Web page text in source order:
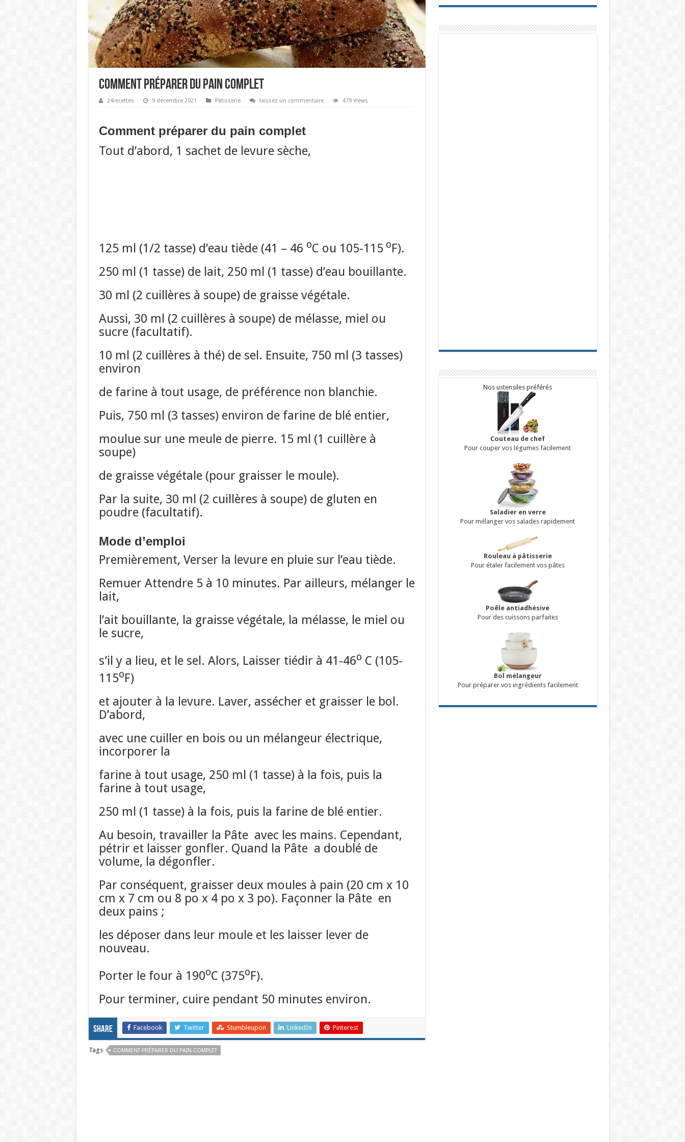
Comment préparer du pain complet
24recettes 9 décembre 2021 Pâtisserie laissez un commentaire 479 Views
Comment préparer du pain complet
Tout d’abord, 1 sachet de levure sèche,
125 ml (1/2 tasse) d’eau tiède (41 – 46 oC ou 105-115 oF).
250 ml (1 tasse) de lait, 250 ml (1 tasse) d’eau bouillante.
30 ml (2 cuillères à soupe) de graisse végétale.
Aussi, 30 ml (2 cuillères à soupe) de mélasse, miel ou
sucre (facultatif).
10 ml (2 cuillères à thé) de sel. Ensuite, 750 ml (3 tasses)
environ
de farine à tout usage, de préférence non blanchie.
Puis, 750 ml (3 tasses) environ de farine de blé entier,
moulue sur une meule de pierre. 15 ml (1 cuillère à
soupe)
de graisse végétale (pour graisser le moule).
Par la suite, 30 ml (2 cuillères à soupe) de gluten en
poudre (facultatif).
Mode d’emploi
Premièrement, Verser la levure en pluie sur l’eau tiède.
Remuer Attendre 5 à 10 minutes. Par ailleurs, mélanger le
lait,
l’ait bouillante, la graisse végétale, la mélasse, le miel ou
le sucre,
s’il y a lieu, et le sel. Alors, Laisser tiédir à 41-46o C (105-
115oF)
et ajouter à la levure. Laver, assécher et graisser le bol.
D’abord,
avec une cuiller en bois ou un mélangeur électrique,
incorporer la
farine à tout usage, 250 ml (1 tasse) à la fois, puis la
farine à tout usage,
250 ml (1 tasse) à la fois, puis la farine de blé entier.
Au besoin, travailler la Pâte avec les mains. Cependant,
pétrir et laisser gonfler. Quand la Pâte a doublé de
volume, la dégonfler.
Par conséquent, graisser deux moules à pain (20 cm x 10
cm x 7 cm ou 8 po x 4 po x 3 po). Façonner la Pâte en
deux pains ;
les déposer dans leur moule et les laisser lever de
nouveau.
Porter le four à 190oC (375oF).
Pour terminer, cuire pendant 50 minutes environ.
Share Facebook Twitter Stumbleupon LinkedIn Pinterest
Tags COMMENT PRÉPARER DU PAIN COMPLET
Nos ustensiles préférés
Couteau de chef
Pour couper vos légumes facilement
Saladier en verre
Pour mélanger vos salades rapidement
Rouleau à pâtisserie
Pour étaler facilement vos pâtes
Poêle antiadhésive
Pour des cuissons parfaites
Bol mélangeur
Pour préparer vos ingrédients facilement